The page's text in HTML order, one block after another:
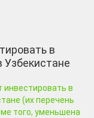
в
инвестировать в
(их перечень
того, уменьшена